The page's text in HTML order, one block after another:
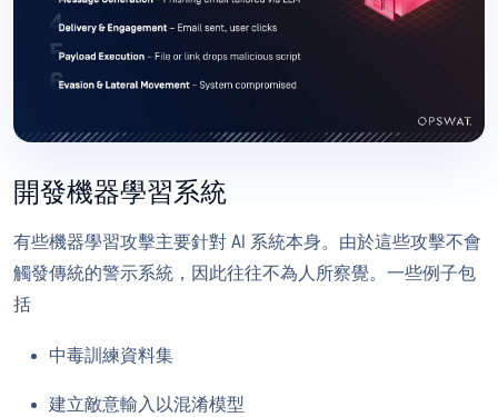
開發機器學習系統
有些機器學習攻擊主要針對 AI 系統本身。由於這些攻擊不會
觸發傳統的警示系統，因此往往不為人所察覺。一些例子包
括
中毒訓練資料集
建立敵意輸入以混淆模型